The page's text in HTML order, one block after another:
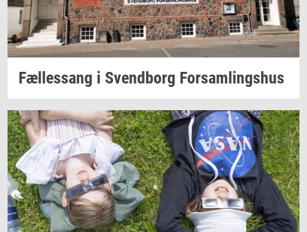
Fæl­les­sang i Svend­borg For­sam­lings­hus